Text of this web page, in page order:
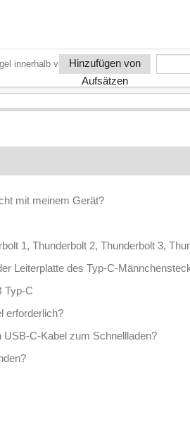
innerhalb von 12 Stunden
Hinzufügen von
Aufsätzen
mit meinem Gerät?
1, Thunderbolt 2, Thunderbolt 3,
Leiterplatte des Typ-C-
Typ-C
erforderlich?
C-Kabel zum Schnellladen?